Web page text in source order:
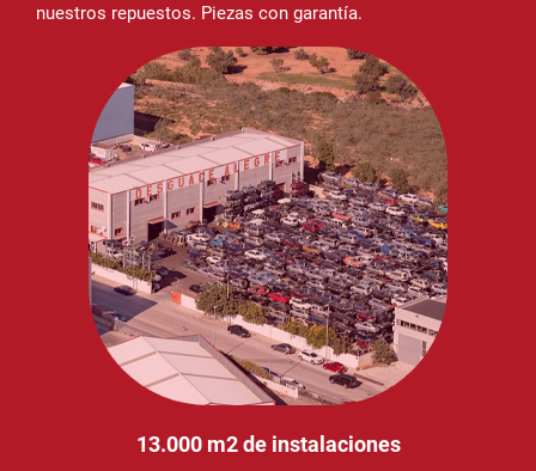
nuestros repuestos. Piezas con garantía.
13.000 m2 de instalaciones